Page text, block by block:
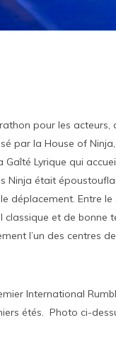
pour les acteurs,
par la House of Ninja,
Lyrique qui
Ninja était
déplacement. Entre le
et de bonne
l’un des centres
International
étés. Photo ci-